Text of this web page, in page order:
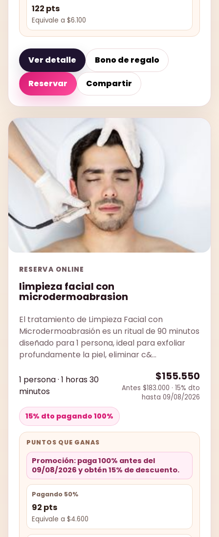
122 pts
Equivale a $6.100
Ver detalle Bono de regalo
Reservar Compartir
RESERVA ONLINE
limpieza facial con
microdermoabrasion
El tratamiento de Limpieza Facial con
Microdermoabrasión es un ritual de 90 minutos
diseñado para 1 persona, ideal para exfoliar
profundamente la piel, eliminar c&...
1 persona · 1 horas 30
minutos
$155.550
Antes $183.000 · 15% dto
hasta 09/08/2026
15% dto pagando 100%
PUNTOS QUE GANAS
Promoción: paga 100% antes del
09/08/2026 y obtén 15% de descuento.
Pagando 50%
92 pts
Equivale a $4.600